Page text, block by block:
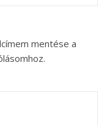
mentése a